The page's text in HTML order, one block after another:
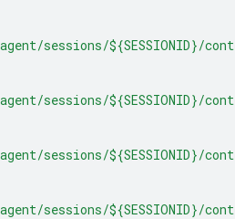
sessions/${SESSIONID}/
sessions/${SESSIONID}/
sessions/${SESSIONID}/
sessions/${SESSIONID}/